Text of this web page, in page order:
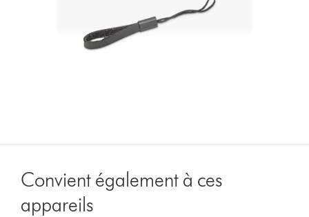
Convient également à ces
appareils